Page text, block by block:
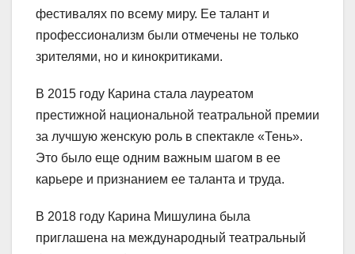
фестивалях по всему миру. Ее талант и
профессионализм были отмечены не только
зрителями, но и кинокритиками.
В 2015 году Карина стала лауреатом
престижной национальной театральной премии
за лучшую женскую роль в спектакле «Тень».
Это было еще одним важным шагом в ее
карьере и признанием ее таланта и труда.
В 2018 году Карина Мишулина была
приглашена на международный театральный